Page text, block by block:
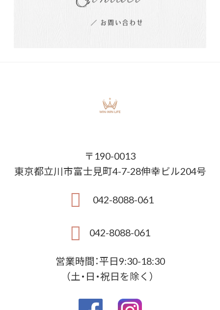
〒190-0013
東京都立川市富士見町4-7-28伸幸ビル204号
042-8088-061
042-8088-061
営業時間：平日9:30-18:30
（土・日・祝日を除く）